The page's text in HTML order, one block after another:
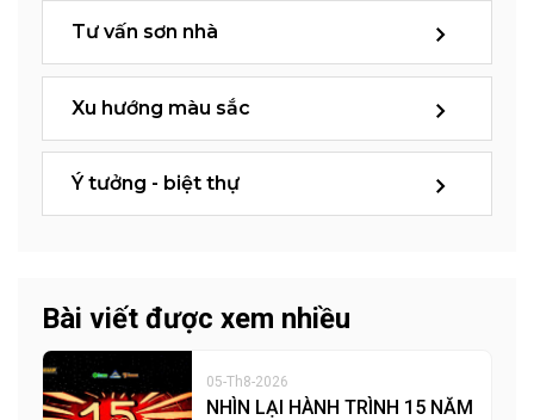
Tư vấn sơn nhà
Xu hướng màu sắc
Ý tưởng - biệt thự
Bài viết được xem nhiều
05-Th8-2026
NHÌN LẠI HÀNH TRÌNH 15 NĂM